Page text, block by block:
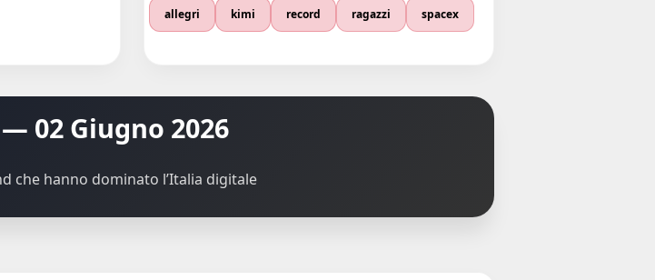
allegri kimi record ragazzi spacex
02 Giugno 2026
che hanno dominato l’Italia digitale